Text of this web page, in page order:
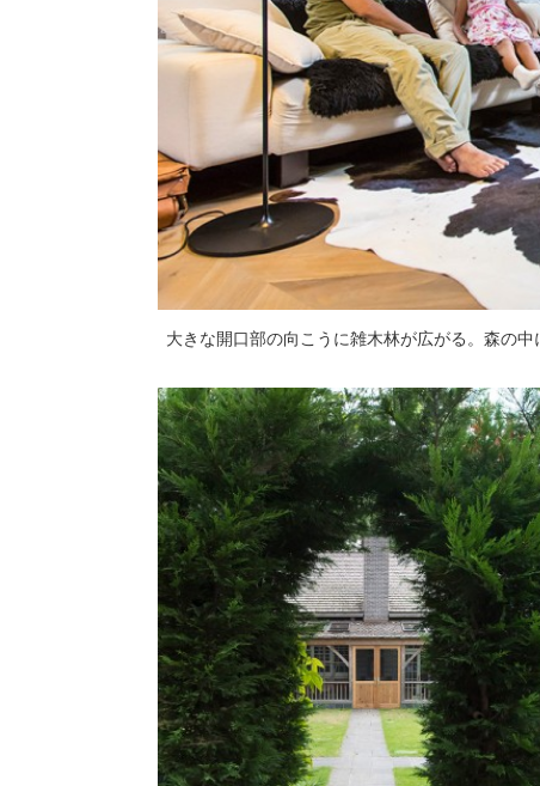
大きな開口部の向こうに雑木林が広がる。森の中